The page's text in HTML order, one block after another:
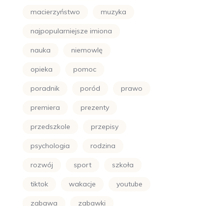
macierzyństwo muzyka
najpopularniejsze imiona
nauka niemowlę
opieka pomoc
poradnik poród prawo
premiera prezenty
przedszkole przepisy
psychologia rodzina
rozwój sport szkoła
tiktok wakacje youtube
zabawa zabawki